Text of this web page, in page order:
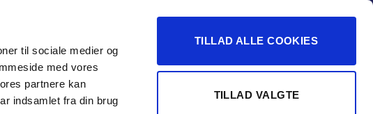
til sociale medier og
med vores
partnere kan
indsamlet fra din brug
TILLAD ALLE COOKIES
TILLAD VALGTE
FIND FORHANDLER Vurdér min bil